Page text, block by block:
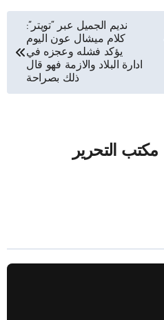
نديم الجميل عبر “تويتر”:
كلام ميشال عون اليوم
يؤكد فشله وعجزه في
ادارة البلاد والازمة فهو قال
ذلك بصراحة
مكتب التحرير